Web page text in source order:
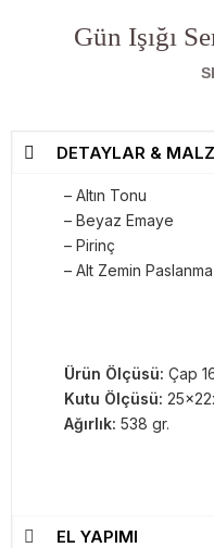
Gün Işığı
DETAYLAR &
– Altın Tonu
– Beyaz Emaye
– Pirinç
– Alt Zemin
Ürün Ölçüsü: Çap
Kutu Ölçüsü:
Ağırlık: 538 gr.
EL YAPIMI